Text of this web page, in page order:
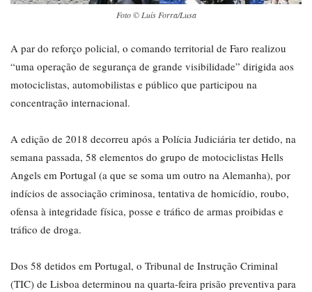
Foto © Luís Forra/Lusa
A par do reforço policial, o comando territorial de Faro realizou
“uma operação de segurança de grande visibilidade” dirigida aos
motociclistas, automobilistas e público que participou na
concentração internacional.
A edição de 2018 decorreu após a Polícia Judiciária ter detido, na
semana passada, 58 elementos do grupo de motociclistas Hells
Angels em Portugal (a que se soma um outro na Alemanha), por
indícios de associação criminosa, tentativa de homicídio, roubo,
ofensa à integridade física, posse e tráfico de armas proibidas e
tráfico de droga.
Dos 58 detidos em Portugal, o Tribunal de Instrução Criminal
(TIC) de Lisboa determinou na quarta-feira prisão preventiva para